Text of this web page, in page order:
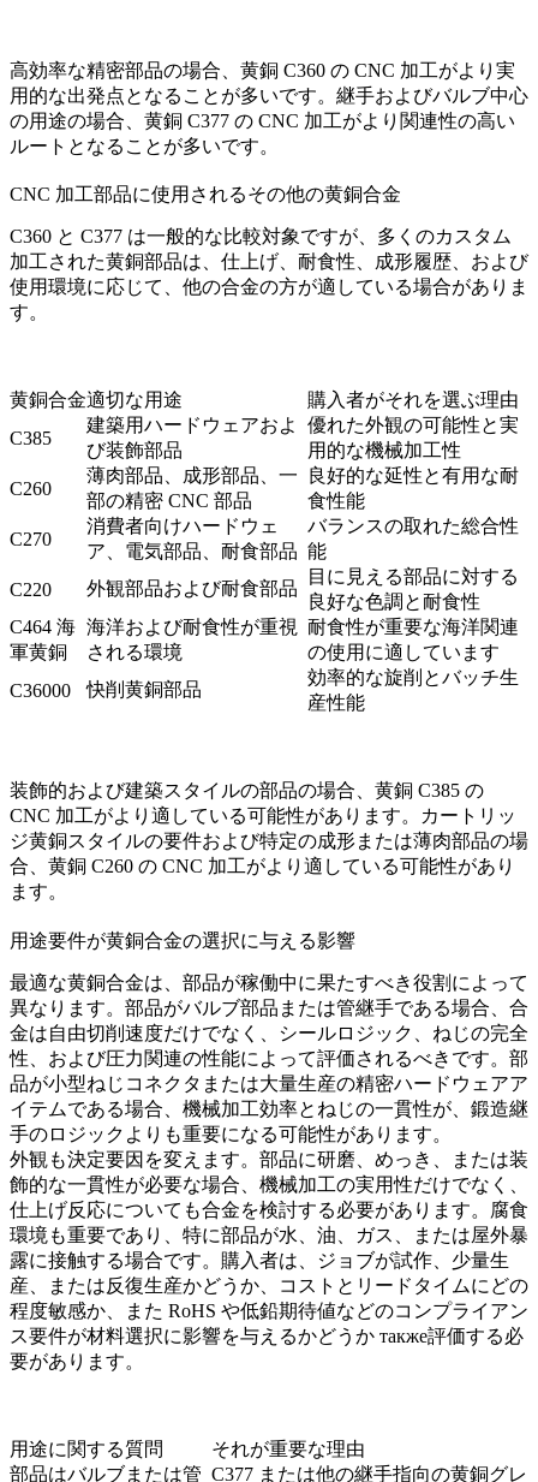
高効率な精密部品の場合、 黄銅 C360 の CNC 加工がより実
用的な出発点となることが多いです。継手およびバルブ中心
の用途の場合、 黄銅 C377 の CNC 加工がより関連性の高い
ルートとなることが多いです。
CNC 加工部品に使用されるその他の黄銅合金
C360 と C377 は一般的な比較対象ですが、多くのカスタム
加工された黄銅部品は、仕上げ、耐食性、成形履歴、および
使用環境に応じて、他の合金の方が適している場合がありま
す。
黄銅合金適切な用途
購入者がそれを選ぶ理由
C385
建築用ハードウェアおよ
び装飾部品
優れた外観の可能性と実
用的な機械加工性
C260
薄肉部品、成形部品、一
部の精密 CNC 部品
良好的な延性と有用な耐
食性能
C270
消費者向けハードウェ
ア、電気部品、耐食部品
バランスの取れた総合性
能
C220
外観部品および耐食部品
目に見える部品に対する
良好な色調と耐食性
C464 海
軍黄銅
海洋および耐食性が重視
される環境
耐食性が重要な海洋関連
の使用に適しています
C36000
快削黄銅部品
効率的な旋削とバッチ生
産性能
装飾的および建築スタイルの部品の場合、 黄銅 C385 の
CNC 加工がより適している可能性があります。カートリッ
ジ黄銅スタイルの要件および特定の成形または薄肉部品の場
合、 黄銅 C260 の CNC 加工がより適している可能性があり
ます。
用途要件が黄銅合金の選択に与える影響
最適な黄銅合金は、部品が稼働中に果たすべき役割によって
異なります。部品がバルブ部品または管継手である場合、合
金は自由切削速度だけでなく、シールロジック、ねじの完全
性、および圧力関連の性能によって評価されるべきです。部
品が小型ねじコネクタまたは大量生産の精密ハードウェアア
イテムである場合、機械加工効率とねじの一貫性が、鍛造継
手のロジックよりも重要になる可能性があります。
外観も決定要因を変えます。部品に研磨、めっき、または装
飾的な一貫性が必要な場合、機械加工の実用性だけでなく、
仕上げ反応についても合金を検討する必要があります。腐食
環境も重要であり、特に部品が水、油、ガス、または屋外暴
露に接触する場合です。購入者は、ジョブが試作、少量生
産、または反復生産かどうか、コストとリードタイムにどの
程度敏感か、また RoHS や低鉛期待値などのコンプライアン
ス要件が材料選択に影響を与えるかどうか также評価する必
要があります。
用途に関する質問
それが重要な理由
部品はバルブまたは管 C377 または他の継手指向の黄銅グレ